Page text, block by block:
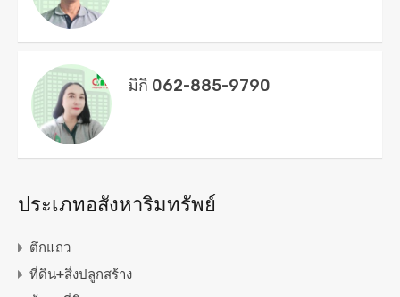
มิกิ 062-885-9790
ประเภทอสังหาริมทรัพย์
ตึกแถว
ที่ดิน+สิ่งปลูกสร้าง